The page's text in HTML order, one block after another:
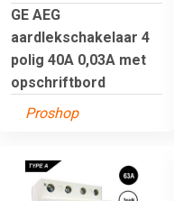
GE AEG
aardlekschakelaar 4
polig 40A 0,03A met
opschriftbord
Proshop